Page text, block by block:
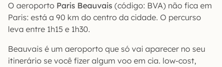
O aeroporto Paris Beauvais (código: BVA) não fica em
Paris: está a 90 km do centro da cidade. O percurso
leva entre 1h15 e 1h30.
Beauvais é um aeroporto que só vai aparecer no seu
itinerário se você fizer algum voo em cia. low-cost,